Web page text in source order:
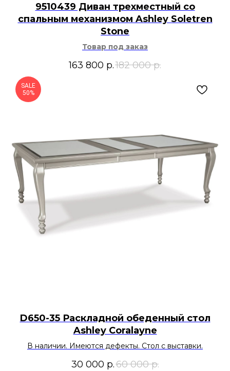
9510439 Диван трехместный со
спальным механизмом Ashley Soletren
Stone
Товар под заказ
163 800 р.182 000 р.
SALE
50%
D650-35 Раскладной обеденный стол
Ashley Coralayne
В наличии. Имеются дефекты. Стол с выставки.
30 000 р.60 000 р.